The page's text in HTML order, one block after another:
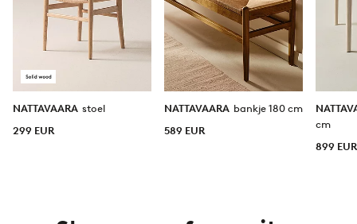
NATTAVAARA stoel
299 EUR
NATTAVAARA
bankje 180 cm
589 EUR
cm
899 EUR